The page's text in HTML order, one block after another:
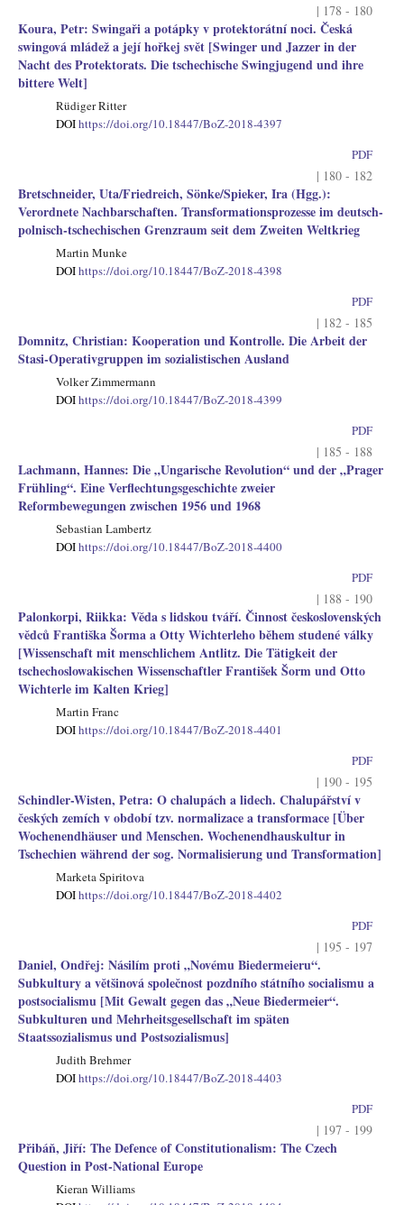
| 178 - 180
Koura, Petr: Swingaři a potápky v protektorátní noci. Česká
swingová mládež a její hořkej svět [Swinger und Jazzer in der
Nacht des Protektorats. Die tschechische Swingjugend und ihre
bittere Welt]
Rüdiger Ritter
DOIhttps://doi.org/10.18447/BoZ-2018-4397
PDF
| 180 - 182
Bretschneider, Uta/Friedreich, Sönke/Spieker, Ira (Hgg.):
Verordnete Nachbarschaften. Transformationsprozesse im deutsch-
polnisch-tschechischen Grenzraum seit dem Zweiten Weltkrieg
Martin Munke
DOIhttps://doi.org/10.18447/BoZ-2018-4398
PDF
| 182 - 185
Domnitz, Christian: Kooperation und Kontrolle. Die Arbeit der
Stasi-Operativgruppen im sozialistischen Ausland
Volker Zimmermann
DOIhttps://doi.org/10.18447/BoZ-2018-4399
PDF
| 185 - 188
Lachmann, Hannes: Die „Ungarische Revolution“ und der „Prager
Frühling“. Eine Verflechtungsgeschichte zweier
Reformbewegungen zwischen 1956 und 1968
Sebastian Lambertz
DOIhttps://doi.org/10.18447/BoZ-2018-4400
PDF
| 188 - 190
Palonkorpi, Riikka: Věda s lidskou tváří. Činnost československých
vědců Františka Šorma a Otty Wichterleho během studené války
[Wissenschaft mit menschlichem Antlitz. Die Tätigkeit der
tschechoslowakischen Wissenschaftler František Šorm und Otto
Wichterle im Kalten Krieg]
Martin Franc
DOIhttps://doi.org/10.18447/BoZ-2018-4401
PDF
| 190 - 195
Schindler-Wisten, Petra: O chalupách a lidech. Chalupářství v
českých zemích v období tzv. normalizace a transformace [Über
Wochenendhäuser und Menschen. Wochenendhauskultur in
Tschechien während der sog. Normalisierung und Transformation]
Marketa Spiritova
DOIhttps://doi.org/10.18447/BoZ-2018-4402
PDF
| 195 - 197
Daniel, Ondřej: Násilím proti „Novému Biedermeieru“.
Subkultury a většinová společnost pozdního státního socialismu a
postsocialismu [Mit Gewalt gegen das „Neue Biedermeier“.
Subkulturen und Mehrheitsgesellschaft im späten
Staatssozialismus und Postsozialismus]
Judith Brehmer
DOIhttps://doi.org/10.18447/BoZ-2018-4403
PDF
| 197 - 199
Přibáň, Jiří: The Defence of Constitutionalism: The Czech
Question in Post-National Europe
Kieran Williams